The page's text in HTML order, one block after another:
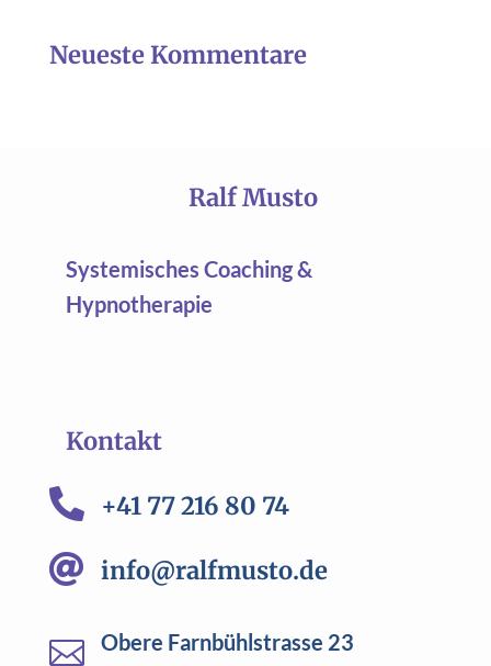
Neueste Kommentare
Ralf Musto
Systemisches Coaching &
Hypnotherapie
Kontakt
 +41 77 216 80 74
 info@ralfmusto.de

Obere Farnbühlstrasse 23